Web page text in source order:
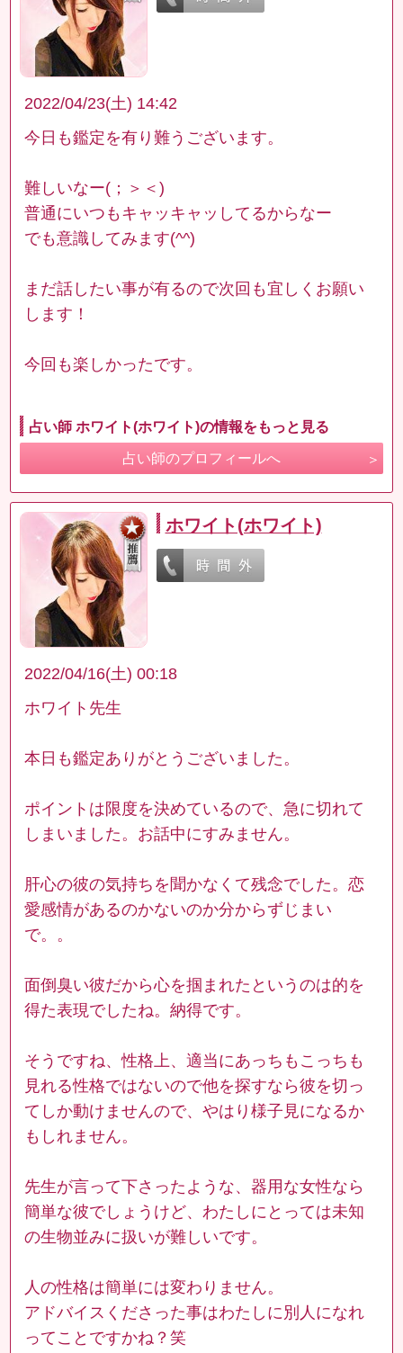
2022/04/23(土) 14:42
今日も鑑定を有り難うございます。
難しいなー(；＞＜)
普通にいつもキャッキャッしてるからなー
でも意識してみます(^^)
まだ話したい事が有るので次回も宜しくお願い
します！
今回も楽しかったです。
占い師 ホワイト(ホワイト)の情報をもっと見る
占い師のプロフィールへ
ホワイト(ホワイト)
2022/04/16(土) 00:18
ホワイト先生
本日も鑑定ありがとうございました。
ポイントは限度を決めているので、急に切れて
しまいました。お話中にすみません。
肝心の彼の気持ちを聞かなくて残念でした。恋
愛感情があるのかないのか分からずじまい
で。。
面倒臭い彼だから心を掴まれたというのは的を
得た表現でしたね。納得です。
そうですね、性格上、適当にあっちもこっちも
見れる性格ではないので他を探すなら彼を切っ
てしか動けませんので、やはり様子見になるか
もしれません。
先生が言って下さったような、器用な女性なら
簡単な彼でしょうけど、わたしにとっては未知
の生物並みに扱いが難しいです。
人の性格は簡単には変わりません。
アドバイスくださった事はわたしに別人になれ
ってことですかね？笑